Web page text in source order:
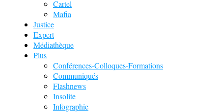
Cartel
Mafia
Justice
Expert
Médiathèque
Plus
Conférences-Colloques-Formations
Communiqués
Flashnews
Insolite
Infographie